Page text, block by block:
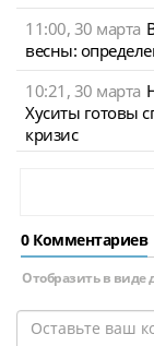
11:00, 30 марта
весны:
10:21, 30 марта
Хуситы готовы
кризис
0 Комментариев
Отобразить в виде